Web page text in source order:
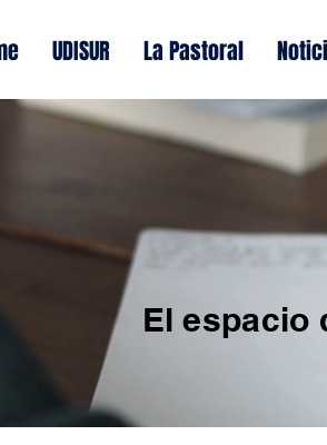
UDISUR La Pastoral
El espacio